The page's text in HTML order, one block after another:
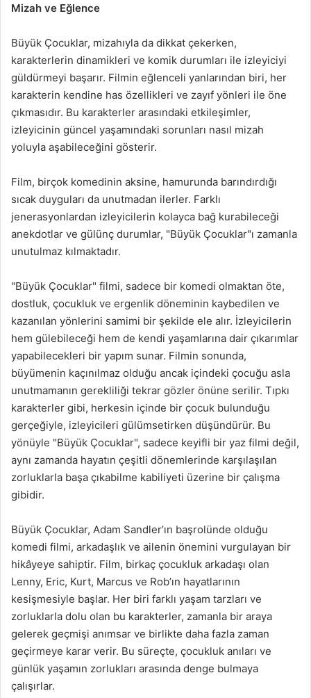
Mizah ve Eğlence
Büyük Çocuklar, mizahıyla da dikkat çekerken,
karakterlerin dinamikleri ve komik durumları ile izleyiciyi
güldürmeyi başarır. Filmin eğlenceli yanlarından biri, her
karakterin kendine has özellikleri ve zayıf yönleri ile öne
çıkmasıdır. Bu karakterler arasındaki etkileşimler,
izleyicinin güncel yaşamındaki sorunları nasıl mizah
yoluyla aşabileceğini gösterir.
Film, birçok komedinin aksine, hamurunda barındırdığı
sıcak duyguları da unutmadan ilerler. Farklı
jenerasyonlardan izleyicilerin kolayca bağ kurabileceği
anekdotlar ve gülünç durumlar, "Büyük Çocuklar"ı zamanla
unutulmaz kılmaktadır.
"Büyük Çocuklar" filmi, sadece bir komedi olmaktan öte,
dostluk, çocukluk ve ergenlik döneminin kaybedilen ve
kazanılan yönlerini samimi bir şekilde ele alır. İzleyicilerin
hem gülebileceği hem de kendi yaşamlarına dair çıkarımlar
yapabilecekleri bir yapım sunar. Filmin sonunda,
büyümenin kaçınılmaz olduğu ancak içindeki çocuğu asla
unutmamanın gerekliliği tekrar gözler önüne serilir. Tıpkı
karakterler gibi, herkesin içinde bir çocuk bulunduğu
gerçeğiyle, izleyicileri gülümsetirken düşündürür. Bu
yönüyle "Büyük Çocuklar", sadece keyifli bir yaz filmi değil,
aynı zamanda hayatın çeşitli dönemlerinde karşılaşılan
zorluklarla başa çıkabilme kabiliyeti üzerine bir çalışma
gibidir.
Büyük Çocuklar, Adam Sandler’ın başrolünde olduğu
komedi filmi, arkadaşlık ve ailenin önemini vurgulayan bir
hikâyeye sahiptir. Film, birkaç çocukluk arkadaşı olan
Lenny, Eric, Kurt, Marcus ve Rob’ın hayatlarının
kesişmesiyle başlar. Her biri farklı yaşam tarzları ve
zorluklarla dolu olan bu karakterler, zamanla bir araya
gelerek geçmişi anımsar ve birlikte daha fazla zaman
geçirmeye karar verir. Bu süreçte, çocukluk anıları ve
günlük yaşamın zorlukları arasında denge bulmaya
çalışırlar.